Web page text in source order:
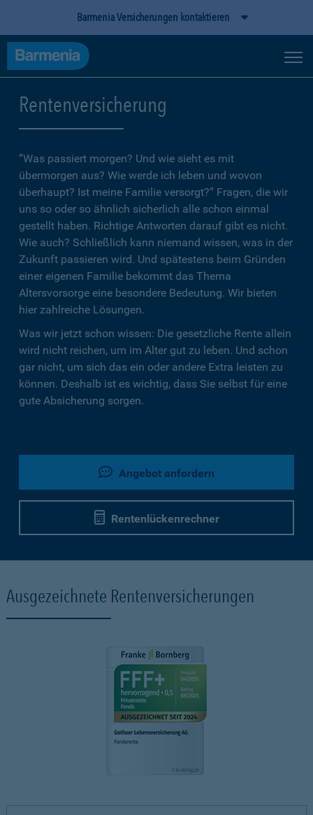
Barmenia Versicherungen kontaktieren
Rentenversicherung
”Was passiert morgen? Und wie sieht es mit
übermorgen aus? Wie werde ich leben und wovon
überhaupt? Ist meine Familie versorgt?” Fragen, die wir
uns so oder so ähnlich sicherlich alle schon einmal
gestellt haben. Richtige Antworten darauf gibt es nicht.
Wie auch? Schließlich kann niemand wissen, was in der
Zukunft passieren wird. Und spätestens beim Gründen
einer eigenen Familie bekommt das Thema
Altersvorsorge eine besondere Bedeutung. Wir bieten
hier zahlreiche Lösungen.
Was wir jetzt schon wissen: Die gesetzliche Rente allein
wird nicht reichen, um im Alter gut zu leben. Und schon
gar nicht, um sich das ein oder andere Extra leisten zu
können. Deshalb ist es wichtig, dass Sie selbst für eine
gute Absicherung sorgen.
Angebot anfordern
Rentenlückenrechner
Ausgezeichnete Rentenversicherungen